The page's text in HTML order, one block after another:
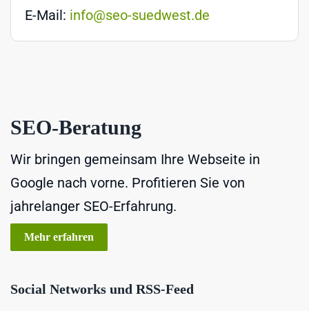
E-Mail: info@seo-suedwest.de
SEO-Beratung
Wir bringen gemeinsam Ihre Webseite in
Google nach vorne. Profitieren Sie von
jahrelanger SEO-Erfahrung.
Mehr erfahren
Social Networks und RSS-Feed